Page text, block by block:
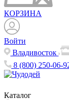
КОРЗИНА
Войти
Владивосток
8 (800) 250-06-
Каталог